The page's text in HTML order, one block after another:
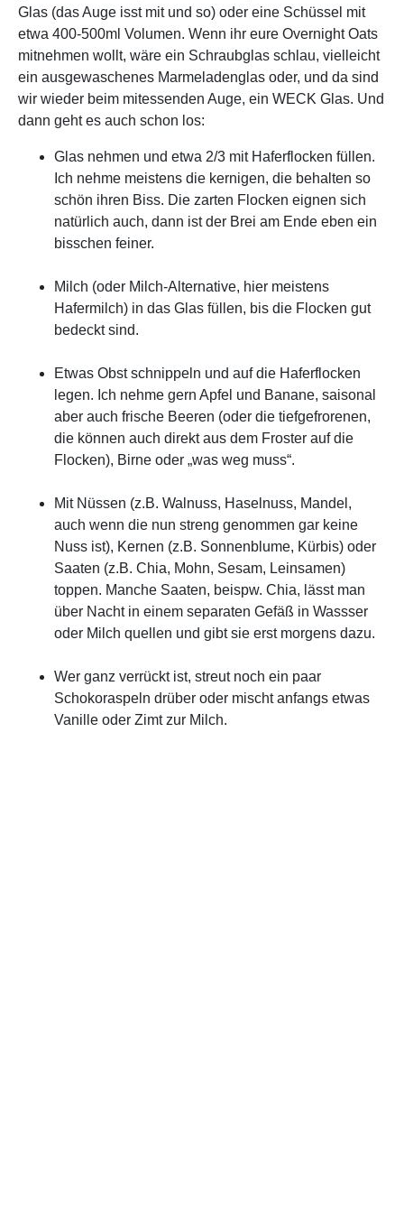
Glas (das Auge isst mit und so) oder eine Schüssel mit
etwa 400-500ml Volumen. Wenn ihr eure Overnight Oats
mitnehmen wollt, wäre ein Schraubglas schlau, vielleicht
ein ausgewaschenes Marmeladenglas oder, und da sind
wir wieder beim mitessenden Auge, ein WECK Glas. Und
dann geht es auch schon los:
Glas nehmen und etwa 2/3 mit Haferflocken füllen.
Ich nehme meistens die kernigen, die behalten so
schön ihren Biss. Die zarten Flocken eignen sich
natürlich auch, dann ist der Brei am Ende eben ein
bisschen feiner.
Milch (oder Milch-Alternative, hier meistens
Hafermilch) in das Glas füllen, bis die Flocken gut
bedeckt sind.
Etwas Obst schnippeln und auf die Haferflocken
legen. Ich nehme gern Apfel und Banane, saisonal
aber auch frische Beeren (oder die tiefgefrorenen,
die können auch direkt aus dem Froster auf die
Flocken), Birne oder „was weg muss“.
Mit Nüssen (z.B. Walnuss, Haselnuss, Mandel,
auch wenn die nun streng genommen gar keine
Nuss ist), Kernen (z.B. Sonnenblume, Kürbis) oder
Saaten (z.B. Chia, Mohn, Sesam, Leinsamen)
toppen. Manche Saaten, beispw. Chia, lässt man
über Nacht in einem separaten Gefäß in Wassser
oder Milch quellen und gibt sie erst morgens dazu.
Wer ganz verrückt ist, streut noch ein paar
Schokoraspeln drüber oder mischt anfangs etwas
Vanille oder Zimt zur Milch.